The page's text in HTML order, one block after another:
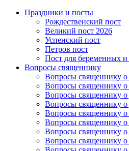
Праздники и посты
Рождественский пост
Великий пост 2026
Успенский пост
Петров пост
Пост для беременных
Вопросы священнику
Вопросы священнику о
Вопросы священнику о
Вопросы священнику о
Вопросы священнику
Вопросы священнику о
Вопросы священнику о
Вопросы священнику о
Вопросы священнику